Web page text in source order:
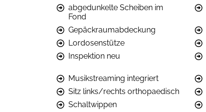
abgedunkelte Scheiben im
Fond
Gepäckraumabdeckung
Lordosenstütze
Inspektion neu
Musikstreaming integriert
Sitz links/rechts orthopaedisch
Schaltwippen